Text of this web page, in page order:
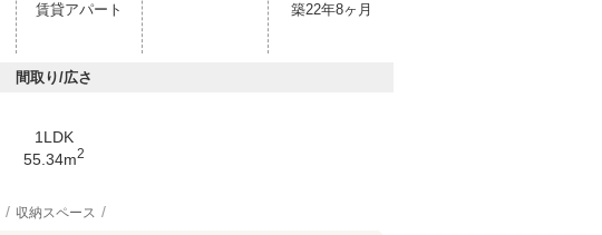
賃貸アパート 築22年8ヶ月
間取り/広さ
1LDK
55.34m2
収納スペース